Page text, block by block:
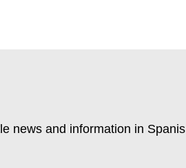
news and information in